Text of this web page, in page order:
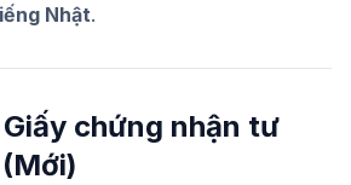
Nhật.
chứng nhận tư